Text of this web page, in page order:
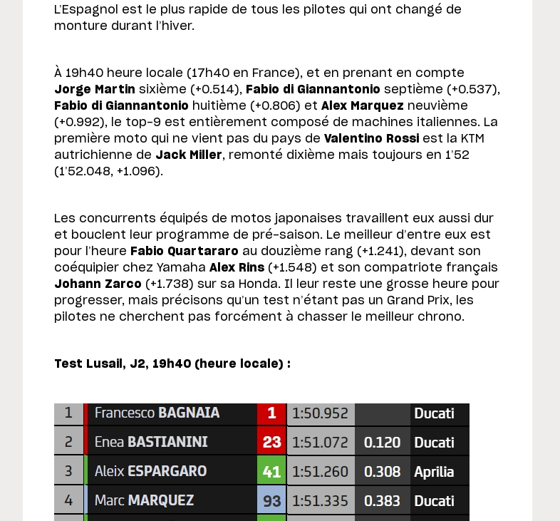
L’Espagnol est le plus rapide de tous les pilotes qui ont changé de
monture durant l’hiver.
À 19h40 heure locale (17h40 en France), et en prenant en compte
Jorge Martin sixième (+0.514), Fabio di Giannantonio septième (+0.537),
Fabio di Giannantonio huitième (+0.806) et Alex Marquez neuvième
(+0.992), le top-9 est entièrement composé de machines italiennes. La
première moto qui ne vient pas du pays de Valentino Rossi est la KTM
autrichienne de Jack Miller, remonté dixième mais toujours en 1’52
(1’52.048, +1.096).
Les concurrents équipés de motos japonaises travaillent eux aussi dur
et bouclent leur programme de pré-saison. Le meilleur d’entre eux est
pour l’heure Fabio Quartararo au douzième rang (+1.241), devant son
coéquipier chez Yamaha Alex Rins (+1.548) et son compatriote français
Johann Zarco (+1.738) sur sa Honda. Il leur reste une grosse heure pour
progresser, mais précisons qu’un test n’étant pas un Grand Prix, les
pilotes ne cherchent pas forcément à chasser le meilleur chrono.
Test Lusail, J2, 19h40 (heure locale) :